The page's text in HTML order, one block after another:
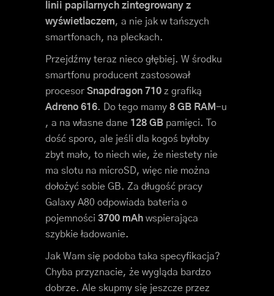
linii papilarnych zintegrowany z
wyświetlaczem, a nie jak w tańszych
smartfonach, na pleckach.
Przejdźmy teraz nieco głębiej. W środku
smartfonu producent zastosował
procesor Snapdragon 710 z grafiką
Adreno 616. Do tego mamy 8 GB RAM-u
, a na własne dane 128 GB pamięci. To
dość sporo, ale jeśli dla kogoś byłoby
zbyt mało, to niech wie, że niestety nie
ma slotu na microSD, więc nie można
dołożyć sobie GB. Za długość pracy
Galaxy A80 odpowiada bateria o
pojemności 3700 mAh wspierająca
szybkie ładowanie.
Jak Wam się podoba taka specyfikacja?
Chyba przyznacie, że wygląda bardzo
dobrze. Ale skupmy się jeszcze przez